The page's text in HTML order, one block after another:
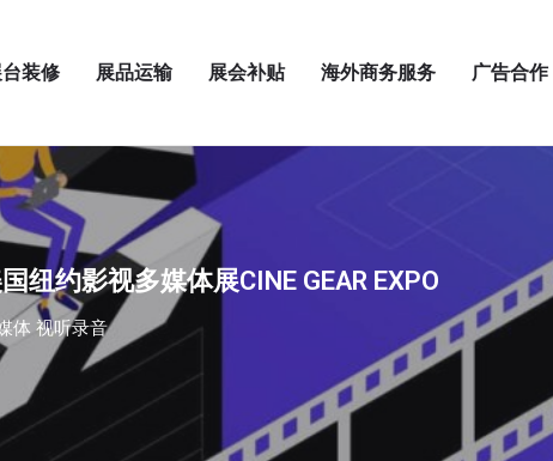
装修 展品运输 展会补贴 海外商务服务 广告合作
纽约影视多媒体展CINE GEAR EXPO
体 视听录音